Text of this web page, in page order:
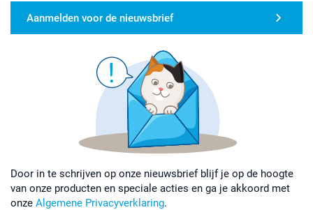
Aanmelden voor de nieuwsbrief
Door in te schrijven op onze nieuwsbrief blijf je op de hoogte
van onze producten en speciale acties en ga je akkoord met
onze Algemene Privacyverklaring.